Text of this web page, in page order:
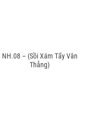
NH.08 – (Sồi Xám Tẩy Vân
Thẳng)